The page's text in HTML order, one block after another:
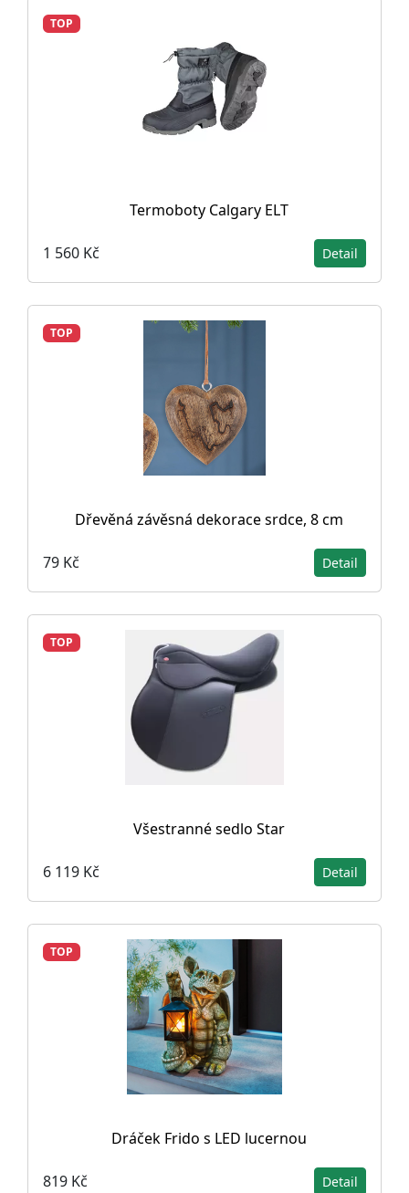
TOP
Termoboty Calgary ELT
1 560 Kč Detail
TOP
Dřevěná závěsná dekorace srdce, 8 cm
79 Kč Detail
TOP
Všestranné sedlo Star
6 119 Kč Detail
TOP
Dráček Frido s LED lucernou
819 Kč Detail